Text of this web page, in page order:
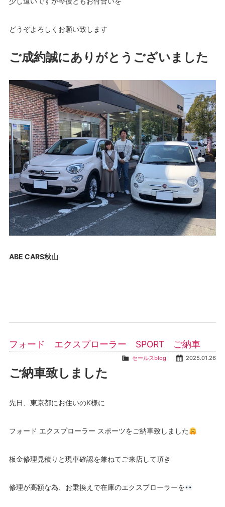
どうぞよろしくお願い致します
ご成約誠にありがとうございました
ABE CARS秋山
フォード エクスプローラー SPORT ご納車
2025.01.26
セールスblog
ご納車致しました
先日、東京都にお住いのK様に
フォード エクスプローラー スポーツをご納車致しました
板金修理見積りと現車確認を兼ねてご来店して頂き
修理が高額な為、お乗換えで在庫のエクスプローラーを